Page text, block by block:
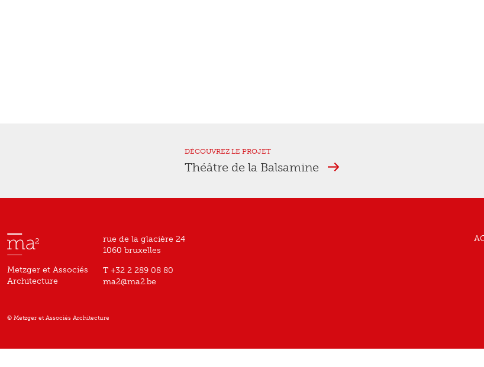
DÉCOUVREZ LE PROJET
Théâtre de la Balsamine
Metzger et Associés
Architecture
rue de la glacière 24
1060 bruxelles
T +32 2 289 08 80
ma2@ma2.be
© Metzger et Associés Architecture